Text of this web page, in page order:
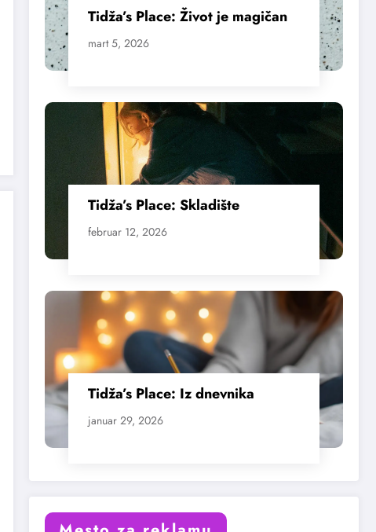
Tidža’s Place: Život je magičan
mart 5, 2026
Tidža’s Place: Skladište
februar 12, 2026
Tidža’s Place: Iz dnevnika
januar 29, 2026